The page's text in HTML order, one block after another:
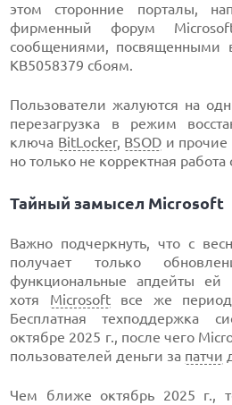
этом сторонние порталы,
фирменный форум
сообщениями, посвященными
KB5058379 сбоям.
Пользователи жалуются на
перезагрузка в режим
ключа BitLocker, BSOD и
но только не корректная работа
Тайный замысел Microsoft
Важно подчеркнуть, что с
получает только
функциональные апдейты ей
хотя Microsoftвсе же
Бесплатная техподдержка
октябре 2025 г., после чего
пользователей деньги за патчи
Чем ближе октябрь 2025 г.,